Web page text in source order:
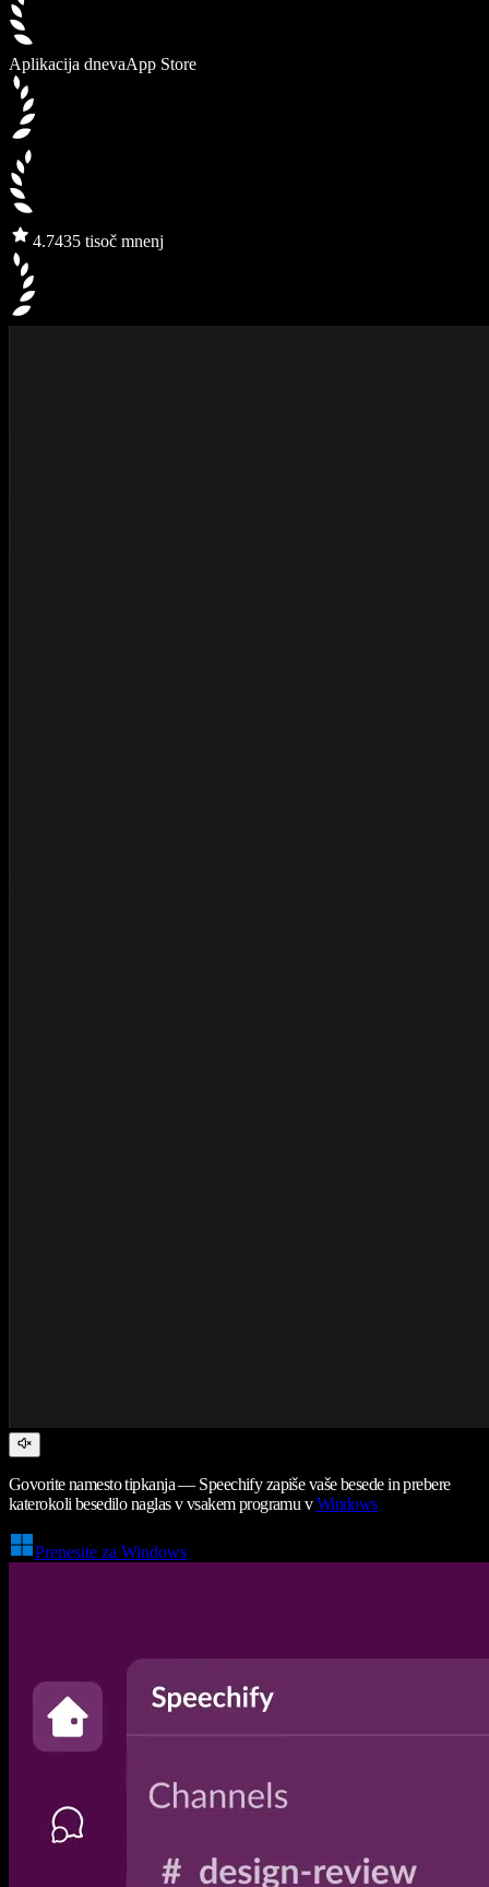
Aplikacija dnevaApp Store
4.7435 tisoč mnenj
Govorite namesto tipkanja — Speechify zapiše vaše besede in prebere
katerokoli besedilo naglas v vsakem programu vWindows
Prenesite za Windows